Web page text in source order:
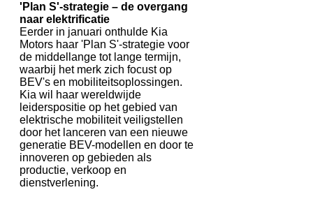
'Plan S'-strategie – de overgang
naar elektrificatie
Eerder in januari onthulde Kia
Motors haar 'Plan S'-strategie voor
de middellange tot lange termijn,
waarbij het merk zich focust op
BEV's en mobiliteitsoplossingen.
Kia wil haar wereldwijde
leiderspositie op het gebied van
elektrische mobiliteit veiligstellen
door het lanceren van een nieuwe
generatie BEV-modellen en door te
innoveren op gebieden als
productie, verkoop en
dienstverlening.